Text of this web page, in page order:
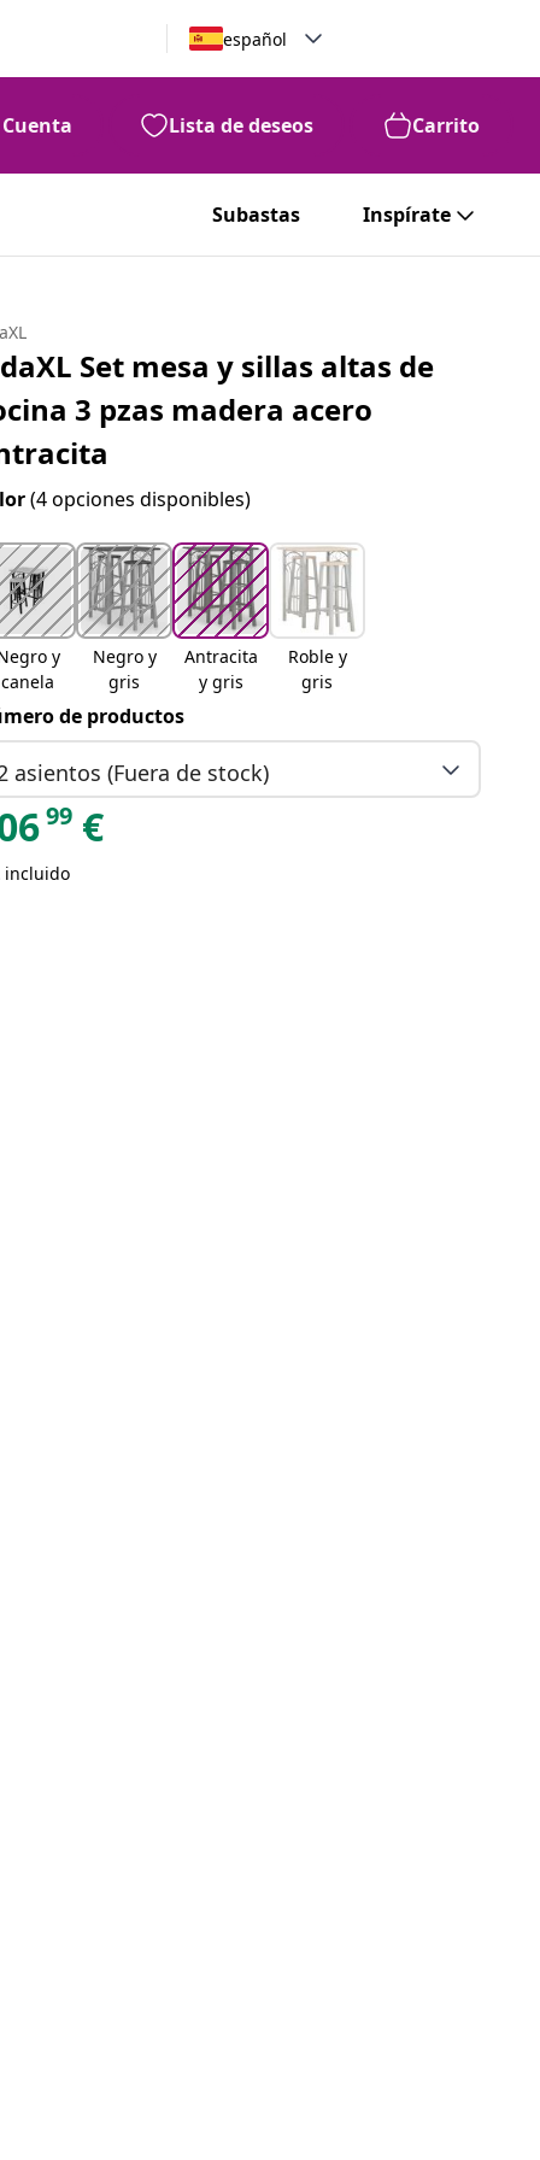
español
Cuenta Lista de deseos Carrito
Subastas Inspírate
99 €
Set mesa y sillas altas de
3 pzas madera acero
(4 opciones disponibles)
y
canela
Negro y
gris
Antracita
y gris
Roble y
gris
de productos
asientos (Fuera de stock)
99 €
incluido